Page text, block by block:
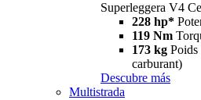
Superleggera V4
228 hp*
119 Nm
173 kg Poids
carburant)
Descubre más
Multistrada